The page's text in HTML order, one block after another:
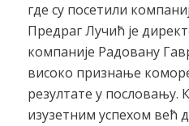
где су посетили
Предраг Лучић је
компаније Радовану
високо признање
резултате у пословању.
изузетним успехом већ